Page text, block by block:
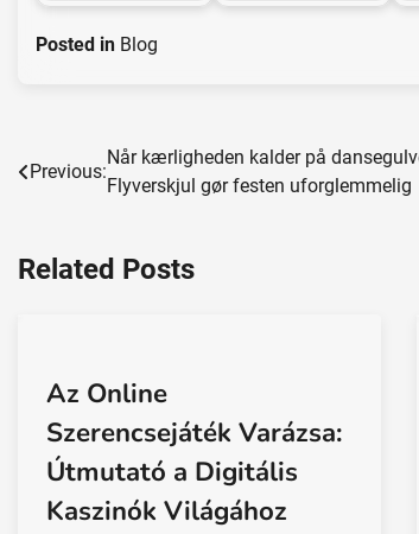
Posted in Blog
Post
navigation
Previous:
Når kærligheden kalder på
Flyverskjul gør festen uforglemmelig
Related Posts
Az Online
Szerencsejáték Varázsa:
Útmutató a Digitális
Kaszinók Világához